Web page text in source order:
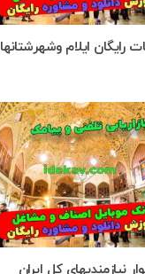
رایگان ایلام وشهرشتانها